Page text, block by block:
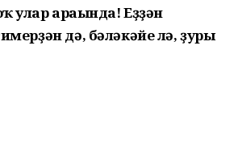
улар араһында! Еҙҙән
дә, бәләкәйе лә, ҙуры